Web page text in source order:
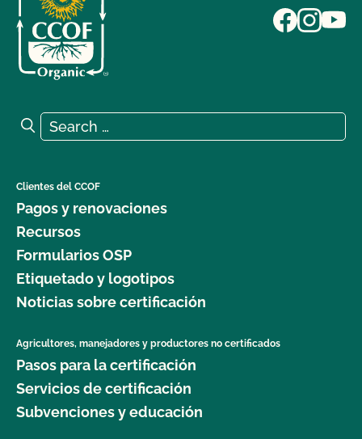
Search for:
Search
Clientes del CCOF
Pagos y renovaciones
Recursos
Formularios OSP
Etiquetado y logotipos
Noticias sobre certificación
Agricultores, manejadores y productores no certificados
Pasos para la certificación
Servicios de certificación
Subvenciones y educación